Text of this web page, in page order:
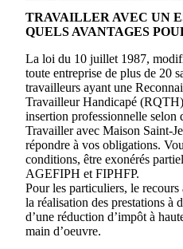
TRAVAILLER AVEC UN
QUELS AVANTAGES
La loi du 10 juillet 1987,
toute entreprise de plus de 20
travailleurs ayant une
Travailleur Handicapé
insertion professionnelle selon
Travailler avec Maison Saint-
répondre à vos obligations.
conditions, être exonérés
AGEFIPH et FIPHFP.
Pour les particuliers, le
la réalisation des prestations à
d’une réduction d’impôt à
main d’oeuvre.